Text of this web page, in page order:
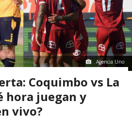
Agencia Uno
Coquimbo vs La
hora juegan y
vivo?